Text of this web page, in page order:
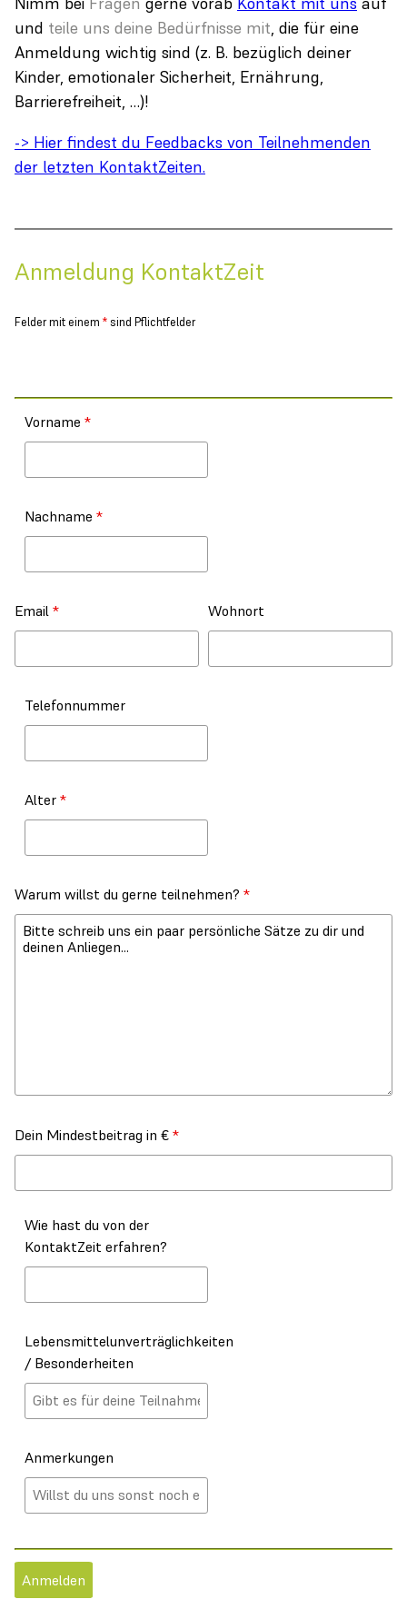
und teile uns deine Bedürfnisse mit, die für eine
Anmeldung wichtig sind (z. B. bezüglich deiner
Kinder, emotionaler Sicherheit, Ernährung,
Barrierefreiheit, …)!
-> Hier findest du Feedbacks von Teilnehmenden
der letzten KontaktZeiten.
Anmeldung KontaktZeit
Felder mit einem * sind Pflichtfelder
Vorname *
Nachname *
Email * Wohnort
Telefonnummer
Alter *
Warum willst du gerne teilnehmen? *
Dein Mindestbeitrag in € *
Wie hast du von der
KontaktZeit erfahren?
Lebensmittelunverträglichkeiten
/ Besonderheiten
Anmerkungen